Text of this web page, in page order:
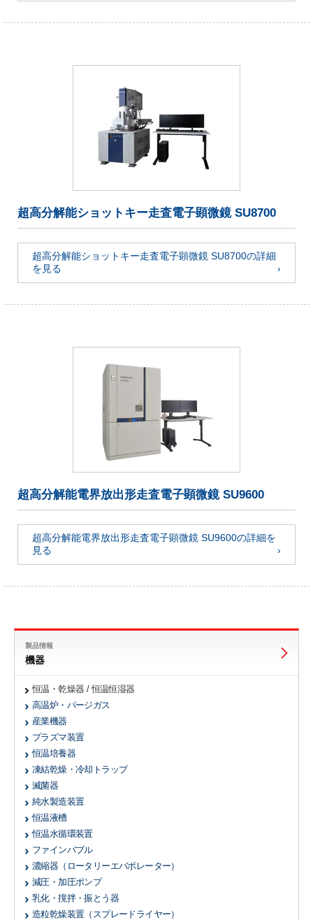
超高分解能ショットキー走査電子顕微鏡 SU8700
超高分解能ショットキー走査電子顕微鏡 SU8700の詳細
を見る
超高分解能電界放出形走査電子顕微鏡 SU9600
超高分解能電界放出形走査電子顕微鏡 SU9600の詳細を
見る
製品情報
機器
恒温・乾燥器 / 恒温恒湿器
高温炉・パージガス
産業機器
プラズマ装置
恒温培養器
凍結乾燥・冷却トラップ
滅菌器
純水製造装置
恒温液槽
恒温水循環装置
ファインバブル
濃縮器（ロータリーエバポレーター）
減圧・加圧ポンプ
乳化・撹拌・振とう器
造粒乾燥装置（スプレードライヤー）